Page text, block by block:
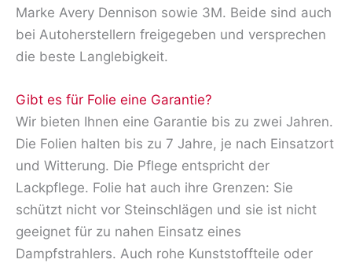
Marke Avery Dennison sowie 3M. Beide sind auch
bei Autoherstellern freigegeben und versprechen
die beste Langlebigkeit.
Gibt es für Folie eine Garantie?
Wir bieten Ihnen eine Garantie bis zu zwei Jahren.
Die Folien halten bis zu 7 Jahre, je nach Einsatzort
und Witterung. Die Pflege entspricht der
Lackpflege. Folie hat auch ihre Grenzen: Sie
schützt nicht vor Steinschlägen und sie ist nicht
geeignet für zu nahen Einsatz eines
Dampfstrahlers. Auch rohe Kunststoffteile oder